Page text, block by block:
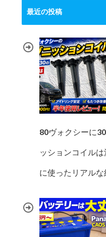
最近の投稿
80ヴォクシーに
ッションコイル
に使ったリアルな